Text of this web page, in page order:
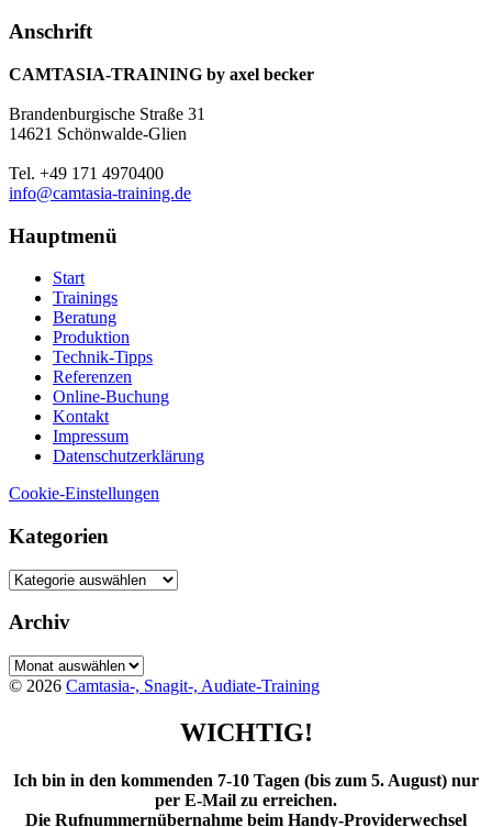
Anschrift
CAMTASIA-TRAINING by axel becker
Brandenburgische Straße 31
14621 Schönwalde-Glien
Tel. +49 171 4970400
info@camtasia-training.de
Hauptmenü
Start
Trainings
Beratung
Produktion
Technik-Tipps
Referenzen
Online-Buchung
Kontakt
Impressum
Datenschutzerklärung
Cookie-Einstellungen
Kategorien
Kategorien
Archiv
Archiv
© 2026 Camtasia-, Snagit-, Audiate-Training
WICHTIG!
Ich bin in den kommenden 7-10 Tagen (bis zum 5. August) nur
per E-Mail zu erreichen.
Die Rufnummernübernahme beim Handy-Providerwechsel